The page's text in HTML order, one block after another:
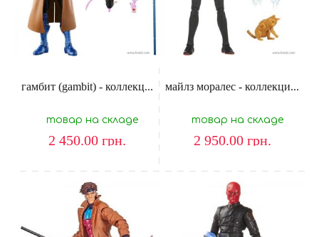
гамбит (gambit) - коллекц...
товар на складе
2 450.00 грн.
майлз моралес - коллекци...
товар на складе
2 950.00 грн.